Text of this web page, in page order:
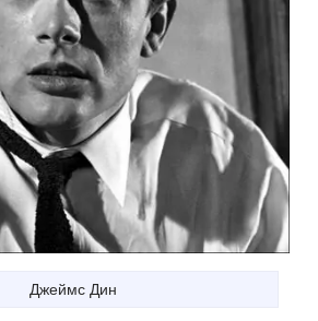
Джеймс Дин